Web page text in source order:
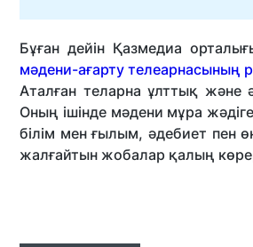
Бұған дейін Қазмедиа
мәдени-ағарту
Аталған теларна ұлттық
Оның ішінде мәдени мұра
білім мен ғылым, әдебиет пен
жалғайтын жобалар қалың